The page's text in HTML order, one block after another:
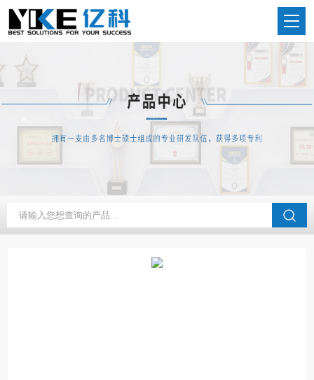
当前位置：首页 产品中心 VOC发生器